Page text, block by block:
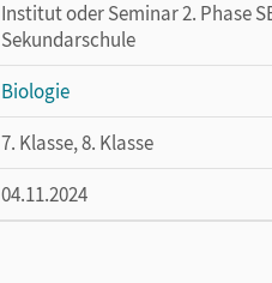
Institut oder Seminar 2. Phase
Sekundarschule
Biologie
7. Klasse, 8. Klasse
04.11.2024